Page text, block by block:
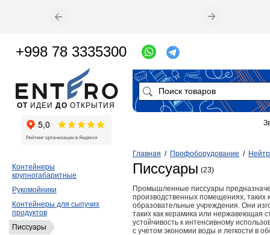
Главная / Профоборудование /
Писсуары (23)
Промышленные писсуары
производственных помещениях, таких
образовательные учреждения. Они
таких как керамика или нержавеющая
устойчивость к интенсивному
с учетом экономии воды и легкости в
Контейнеры
крупногабаритные
Рукомойники
Контейнеры для сыпучих
продуктов
Писсуары
ОТ ИДЕИ ДО ОТКРЫТИЯ
+998 78 3335300